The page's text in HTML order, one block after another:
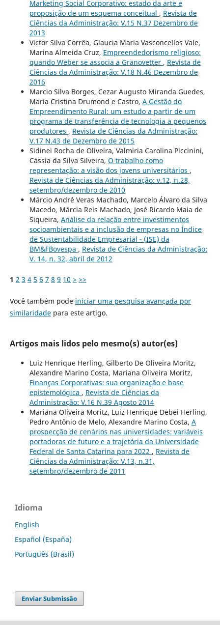
Marketing Social Corporativo: estado da arte e
proposição de um esquema conceitual , Revista de
Ciências da Administração: V.15 N.37 Dezembro de
2013
Victor Silva Corrêa, Glaucia Maria Vasconcellos Vale,
Marina Almeida Cruz, Empreendedorismo religioso:
quando Weber se associa a Granovetter , Revista de
Ciências da Administração: V.18 N.46 Dezembro de
2016
Marcio Silva Borges, Cezar Augusto Miranda Guedes,
Maria Cristina Drumond e Castro, A Gestão do
Empreendimento Rural: um estudo a partir de um
programa de transferência de tecnologia a pequenos
produtores , Revista de Ciências da Administração:
V.17 N.43 de Dezembro de 2015
Sidinei Rocha de Oliveira, Valmiria Carolina Piccinini,
Cássia da Silva Silveira, O trabalho como
representação: a visão dos jovens universitários ,
Revista de Ciências da Administração: v.12, n.28,
setembro/dezembro de 2010
Márcio André Veras Machado, Marcelo Álvaro da Silva
Macedo, Márcia Reis Machado, José Ricardo Maia de
Siqueira, Análise da relação entre investimentos
socioambientais e a inclusão de empresas no Índice
de Sustentabilidade Empresarial - (ISE) da
BM&FBovespa , Revista de Ciências da Administração:
V. 14, n. 32, abril de 2012
1 2 3 4 5 6 7 8 9 10 > >>
Você também pode iniciar uma pesquisa avançada por
similaridadepara este artigo.
Artigos mais lidos pelo mesmo(s) autor(es)
Luiz Henrique Herling, Gilberto De Oliveira Moritz,
Alexandre Marino Costa, Mariana Oliveira Moritz,
Finanças Corporativas: sua organização e base
epistemológica , Revista de Ciências da
Administração: V.16 N.39 Agosto 2014
Mariana Oliveira Moritz, Luiz Henrique Debei Herling,
Pedro Antônio de Melo, Alexandre Marino Costa, A
prospecção de cenários nas universidades: variáveis
portadoras de futuro e a trajetória da Universidade
Federal de Santa Catarina para 2022 , Revista de
Ciências da Administração: V.13, n.31,
setembro/dezembro de 2011
Idioma
English
Español (España)
Português (Brasil)
Enviar Submissão